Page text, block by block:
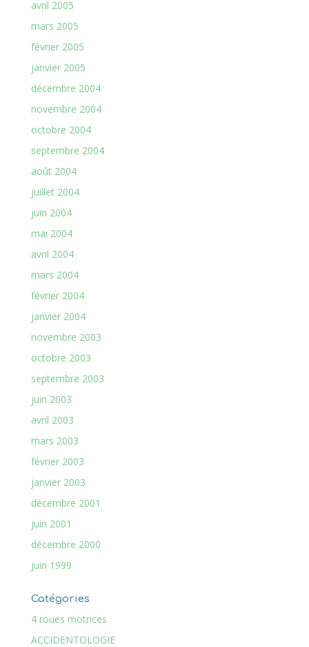
avril 2005
mars 2005
février 2005
janvier 2005
décembre 2004
novembre 2004
octobre 2004
septembre 2004
août 2004
juillet 2004
juin 2004
mai 2004
avril 2004
mars 2004
février 2004
janvier 2004
novembre 2003
octobre 2003
septembre 2003
juin 2003
avril 2003
mars 2003
février 2003
janvier 2003
décembre 2001
juin 2001
décembre 2000
juin 1999
Catégories
4 roues motrices
ACCIDENTOLOGIE